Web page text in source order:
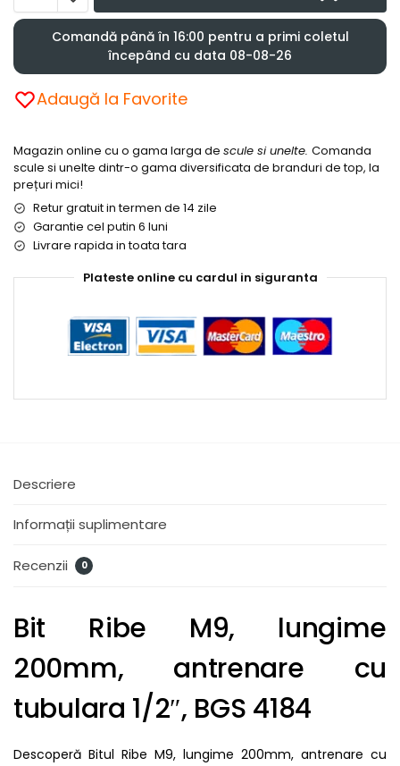
Comandă până în 16:00 pentru a primi coletul
începând cu data 08-08-26
Adaugă la Favorite
Magazin online cu o gama larga de scule si unelte. Comanda
scule si unelte dintr-o gama diversificata de branduri de top, la
prețuri mici!
Retur gratuit in termen de 14 zile
Garantie cel putin 6 luni
Livrare rapida in toata tara
Plateste online cu cardul in siguranta
Descriere
Informații suplimentare
Recenzii 0
Bit Ribe M9, lungime
200mm, antrenare cu
tubulara 1/2″, BGS 4184
Descoperă Bitul Ribe M9, lungime 200mm, antrenare cu